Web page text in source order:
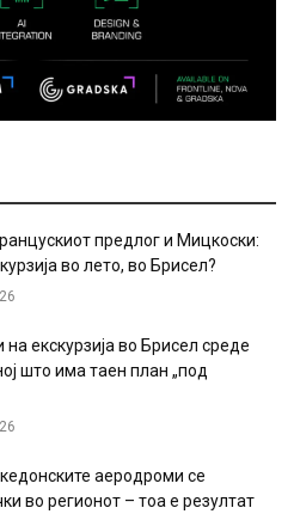
предлог и Мицкоски:
во лето, во Брисел?
екскурзија во Брисел среде
што има таен план „под
аеродроми се
во регионот – тоа е резултат